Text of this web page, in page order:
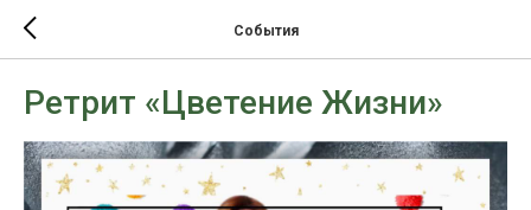
События
Ретрит «Цветение Жизни»